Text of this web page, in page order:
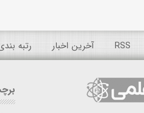
RSS آخرین اخبار رتبه